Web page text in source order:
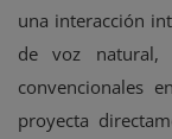
una interacción
de voz natural,
convencionales
proyecta